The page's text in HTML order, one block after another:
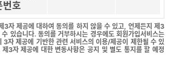
번호
3자 제공에 대하여 동의를 하지 않을 수 있고, 언제든지 제3
있습니다. 동의를 거부하시는 경우에도 회원가입서비스는
3자 제공에 기반한 관련 서비스의 이용/제공이 제한될 수 있
3자 제공에 대한 변동사항은 공지 및 별도 통지를 할 예정